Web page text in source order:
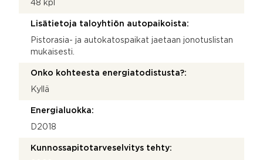
48 kpl
Lisätietoja taloyhtiön autopaikoista:
Pistorasia- ja autokatospaikat jaetaan jonotuslistan
mukaisesti.
Onko kohteesta energiatodistusta?:
Kyllä
Energialuokka:
D2018
Kunnossapitotarveselvitys tehty: